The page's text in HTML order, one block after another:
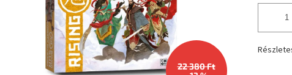
22 380 Ft